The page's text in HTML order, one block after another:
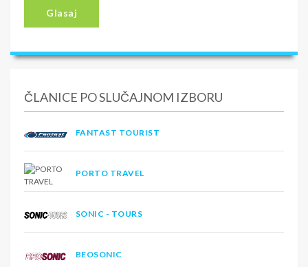
Glasaj
ČLANICE PO SLUČAJNOM IZBORU
FANTAST TOURIST
PORTO TRAVEL
SONIC - TOURS
BEOSONIC